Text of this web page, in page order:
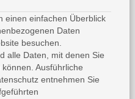
einen einfachen Überblick
Daten
besuchen.
alle Daten, mit denen Sie
Ausführliche
entnehmen Sie